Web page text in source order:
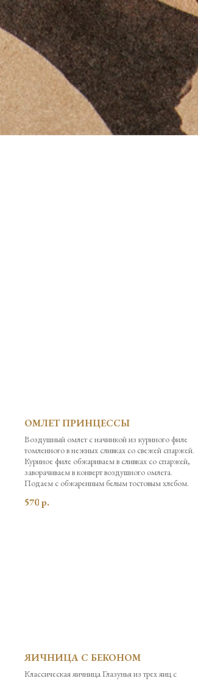
ОМЛЕТ ПРИНЦЕССЫ
Воздушный омлет с начинкой из куриного филе
томленного в нежных сливках со свежей спаржей.
Куриное филе обжариваем в сливках со спаржей,
заворачиваем в конверт воздушного омлета.
Подаем с обжаренным белым тостовым хлебом.
570р.
ЯИЧНИЦА С БЕКОНОМ
Классическая яичница Глазунья из трех яиц с